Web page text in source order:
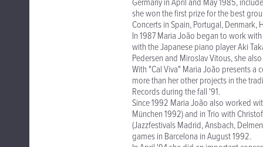
Germany in April and May 1985,
she won the first prize for the best
Concerts in Spain, Portugal,
In 1987 Maria João began to work
with the Japanese piano player Aki
Pedersen and Miroslav Vitous, she
With "Cal Viva" Maria João presents
more than her other projects in the
Records during the fall '91.
Since 1992 Maria João also worked
München 1992) and in Trio with
(Jazzfestivals Madrid, Ansbach,
games in Barcelona in August 1992.